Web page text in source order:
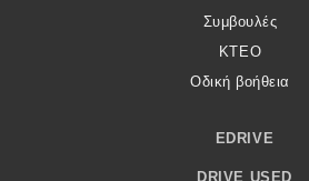
Συμβουλές
ΚΤΕΟ
Οδική βοήθεια
EDRIVE
DRIVE USED